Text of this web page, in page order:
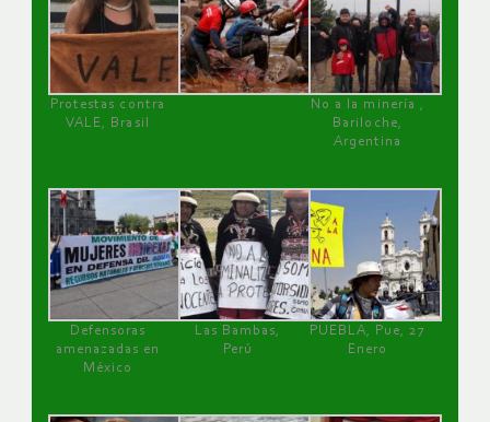
Protestas contra
VALE, Brasil
No a la minería ,
Bariloche,
Argentina
Defensoras
amenazadas en
México
Las Bambas,
Perú
PUEBLA, Pue, 27
Enero